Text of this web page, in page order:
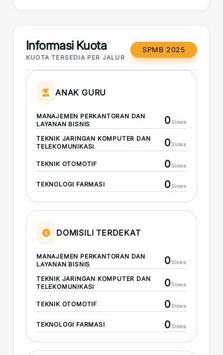
Informasi Kuota
KUOTA TERSEDIA PER JALUR
SPMB 2025
ANAK GURU
MANAJEMEN PERKANTORAN DAN
LAYANAN BISNIS
0Siswa
TEKNIK JARINGAN KOMPUTER DAN
TELEKOMUNIKASI
0Siswa
TEKNIK OTOMOTIF 0Siswa
TEKNOLOGI FARMASI 0Siswa
DOMISILI TERDEKAT
MANAJEMEN PERKANTORAN DAN
LAYANAN BISNIS
0Siswa
TEKNIK JARINGAN KOMPUTER DAN
TELEKOMUNIKASI
0Siswa
TEKNIK OTOMOTIF 0Siswa
TEKNOLOGI FARMASI 0Siswa